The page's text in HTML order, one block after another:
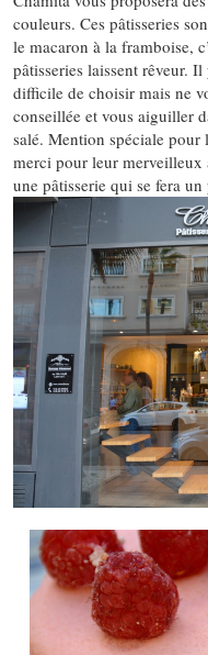
couleurs. Ces pâtisseries
le macaron à la framboise,
pâtisseries laissent rêveur.
difficile de choisir mais ne
conseillée et vous aiguiller
salé. Mention spéciale pour
merci pour leur
une pâtisserie qui se fera